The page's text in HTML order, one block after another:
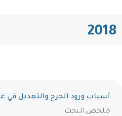
2018
أسباب ورود الجرح والتعديل في
ملخص البحث